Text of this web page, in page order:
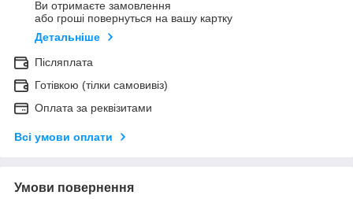
Ви отримаєте замовлення
або гроші повернуться на вашу картку
Детальніше
Післяплата
Готівкою (тілки самовивіз)
Оплата за реквізитами
Всі умови оплати
Умови повернення